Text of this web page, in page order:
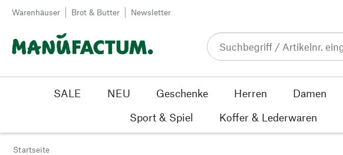
Zum Inhalt springen
Warenhäuser Brot & Butter Newsletter
SALE NEU Geschenke Herren Damen
Sport & Spiel
Koffer & Lederwaren
Startseite